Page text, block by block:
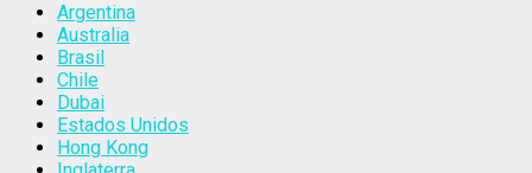
Argentina
Australia
Brasil
Chile
Dubai
Estados Unidos
Hong Kong